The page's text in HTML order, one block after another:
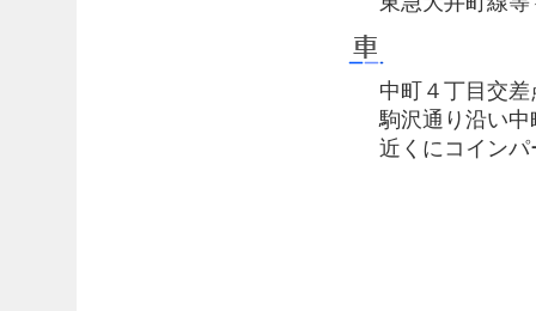
中町４丁目交差
駒沢通り沿い中
近くにコインパ